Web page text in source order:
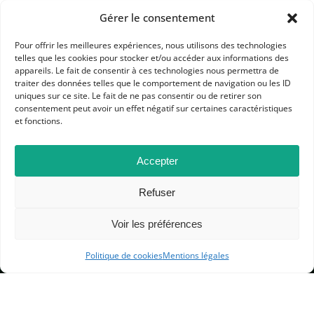
Gérer le consentement
Pour offrir les meilleures expériences, nous utilisons des technologies
telles que les cookies pour stocker et/ou accéder aux informations des
appareils. Le fait de consentir à ces technologies nous permettra de
traiter des données telles que le comportement de navigation ou les ID
uniques sur ce site. Le fait de ne pas consentir ou de retirer son
consentement peut avoir un effet négatif sur certaines caractéristiques
et fonctions.
Accepter
Refuser
Voir les préférences
Politique de cookiesMentions légales
APHG
Association des professeurs d'histoire et géographie
BP 6541 – 75065 Paris Cedex 02
MENTIONS LÉGALES